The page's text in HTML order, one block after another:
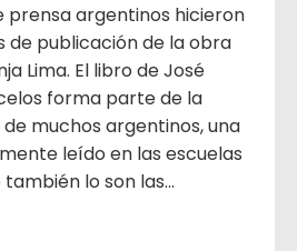
prensa argentinos hicieron
de publicación de la obra
Lima. El libro de José
forma parte de la
muchos argentinos, una
leído en las escuelas
lo son las...